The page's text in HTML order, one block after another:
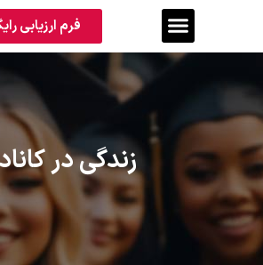
فرم ارزیابی
زندگی در